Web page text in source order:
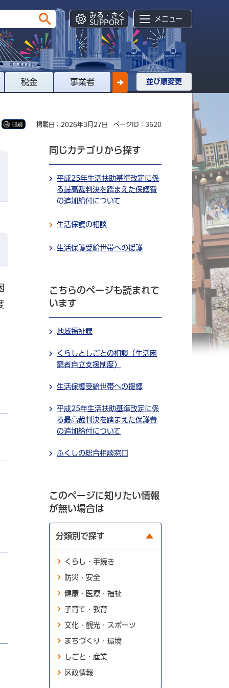
みる・きく
SUPPORT
メニュー
税金 事業者 並び順変更
印刷 掲載日：2026年3月27日 ページID：3620
同じカテゴリから探す
平成25年生活扶助基準改定に係
る最高裁判決を踏まえた保護費
の追加給付について
生活保護の相談
生活保護受給世帯への援護
こちらのページも読まれて
います
地域福祉課
くらしとしごとの相談（生活困
窮者自立支援制度）
生活保護受給世帯への援護
平成25年生活扶助基準改定に係
る最高裁判決を踏まえた保護費
の追加給付について
ふくしの総合相談窓口
このページに知りたい情報
が無い場合は
分類別で探す
くらし・手続き
防災・安全
健康・医療・福祉
子育て・教育
文化・観光・スポーツ
まちづくり・環境
しごと・産業
区政情報